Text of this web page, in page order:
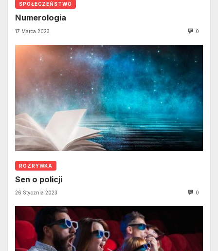
SPOŁECZEŃSTWO
Numerologia
17 Marca 2023 0
ROZRYWKA
Sen o policji
26 Stycznia 2023 0